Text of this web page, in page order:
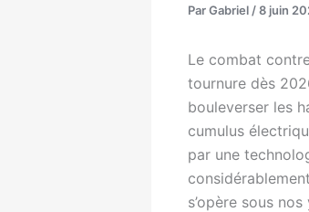
ParGabriel /8 juin
Le combat
tournure dès
bouleverser les
cumulus
par une
s’opère sous